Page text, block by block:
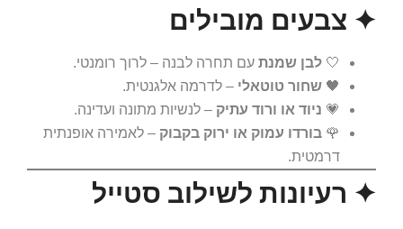
✦ צבעים מובילים
🤍 לבן שמנת עם תחרה לבנה – לרוך רומנטי.
🖤 שחור טוטאלי – לדרמה אלגנטית.
💗 ניוד או ורוד עתיק – לנשיות מתונה ועדינה.
🌹 בורדו עמוק או ירוק בקבוק – לאמירה אופנתית
דרמטית.
✦ רעיונות לשילוב סטייל